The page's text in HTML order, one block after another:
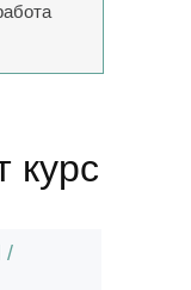
курс
/